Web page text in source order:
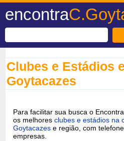
encontra
Clubes e Estádios
Goytacazes
Para facilitar sua busca o
os melhoresclubes e estádios na
Goytacazes e região, com
empresas.